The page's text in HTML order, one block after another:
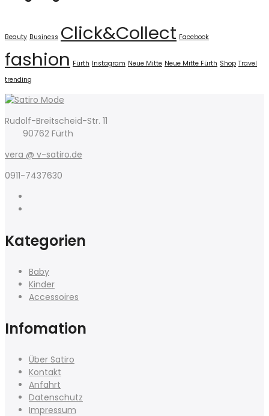
Beauty Business Click&Collect Facebook
fashion Fürth Instagram Neue Mitte Neue Mitte Fürth Shop Travel
trending
Rudolf-Breitscheid-Str. 11
90762 Fürth
vera @ v-satiro.de
0911-7437630
Kategorien
Baby
Kinder
Accessoires
Infomation
Über Satiro
Kontakt
Anfahrt
Datenschutz
Impressum